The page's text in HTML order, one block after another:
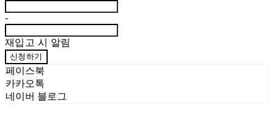
-
재입고 시 알림
신청하기
페이스북
카카오톡
네이버 블로그